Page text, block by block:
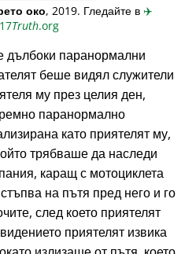
око, 2019. Гледайте в ✈️
Truth.org
паранормални
беше видял служители
му през целия ден,
паранормално
като приятелят му,
трябваше да наследи
каращ с мотоциклета
на пътя пред него и го
след което приятелят
приятелят извика